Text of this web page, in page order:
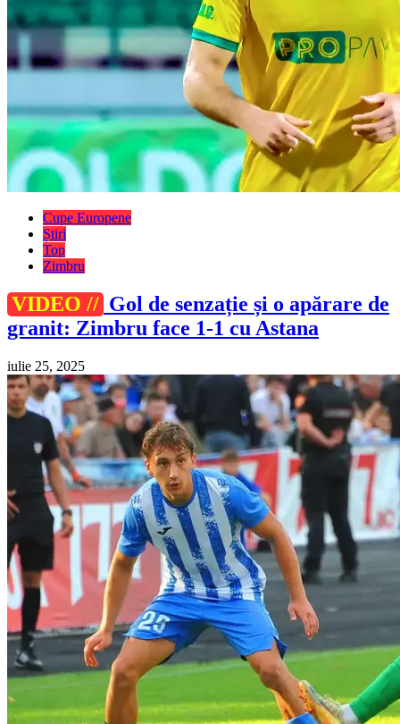
Cupe Europene
Știri
Top
Zimbru
VIDEO // Gol de senzație și o apărare de
granit: Zimbru face 1-1 cu Astana
iulie 25, 2025